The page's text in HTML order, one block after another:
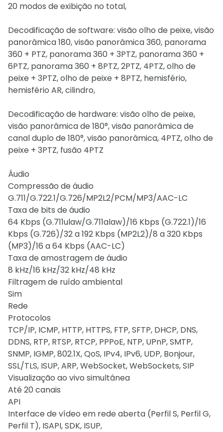
20 modos de exibição no total,
Decodificação de software: visão olho de peixe, visão
panorâmica 180, visão panorâmica 360, panorama
360 + PTZ, panorama 360 + 3PTZ, panorama 360 +
6PTZ, panorama 360 + 8PTZ, 2PTZ, 4PTZ, olho de
peixe + 3PTZ, olho de peixe + 8PTZ, hemisfério,
hemisfério AR, cilindro,
Decodificação de hardware: visão olho de peixe,
visão panorâmica de 180°, visão panorâmica de
canal duplo de 180°, visão panorâmica, 4PTZ, olho de
peixe + 3PTZ, fusão 4PTZ
Áudio
Compressão de áudio
G.711/G.722.1/G.726/MP2L2/PCM/MP3/AAC-LC
Taxa de bits de áudio
64 Kbps (G.711ulaw/G.711alaw)/16 Kbps (G.722.1)/16
Kbps (G.726)/32 a 192 Kbps (MP2L2)/8 a 320 Kbps
(MP3)/16 a 64 Kbps (AAC-LC)
Taxa de amostragem de áudio
8 kHz/16 kHz/32 kHz/48 kHz
Filtragem de ruído ambiental
Sim
Rede
Protocolos
TCP/IP, ICMP, HTTP, HTTPS, FTP, SFTP, DHCP, DNS,
DDNS, RTP, RTSP, RTCP, PPPoE, NTP, UPnP, SMTP,
SNMP, IGMP, 802.1X, QoS, IPv4, IPv6, UDP, Bonjour,
SSL/TLS, ISUP, ARP, WebSocket, WebSockets, SIP
Visualização ao vivo simultânea
Até 20 canais
API
Interface de vídeo em rede aberta (Perfil S, Perfil G,
Perfil T), ISAPI, SDK, ISUP,